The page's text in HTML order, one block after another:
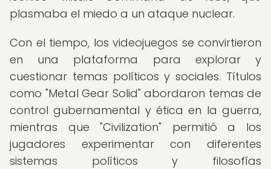
plasmaba el miedo a un ataque nuclear.
Con el tiempo, los videojuegos se convirtieron
en una plataforma para explorar y
cuestionar temas políticos y sociales. Títulos
como "Metal Gear Solid" abordaron temas de
control gubernamental y ética en la guerra,
mientras que "Civilization" permitió a los
jugadores experimentar con diferentes
sistemas políticos y filosofías